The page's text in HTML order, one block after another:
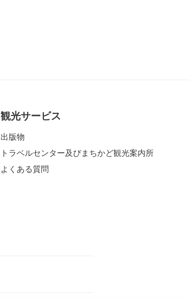
観光サービス
出版物
トラベルセンター及びまちかど観光案内所
よくある質問